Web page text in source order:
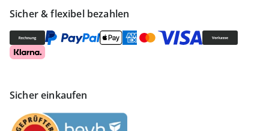
Sicher & flexibel bezahlen
Sicher einkaufen